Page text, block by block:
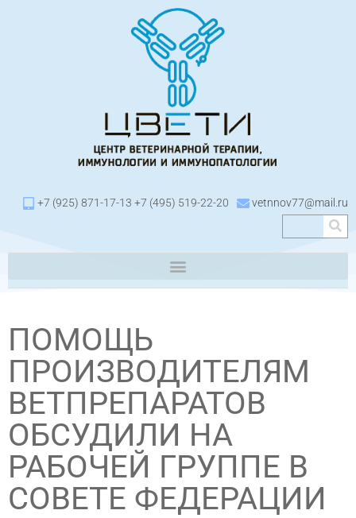
+7 (925) 871-17-13 +7 (495) 519-22-20 vetnnov77@mail.ru
ПОМОЩЬ
ПРОИЗВОДИТЕЛЯМ
ВЕТПРЕПАРАТОВ
ОБСУДИЛИ НА
РАБОЧЕЙ ГРУППЕ В
СОВЕТЕ ФЕДЕРАЦИИ